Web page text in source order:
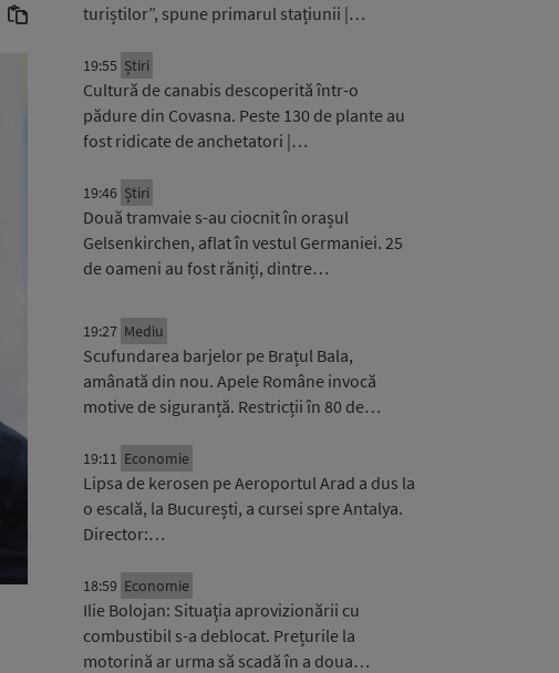
turiștilor”, spune primarul stațiunii |…
19:55 Știri
Cultură de canabis descoperită într-o
pădure din Covasna. Peste 130 de plante au
fost ridicate de anchetatori |…
19:46 Știri
Două tramvaie s-au ciocnit în orașul
Gelsenkirchen, aflat în vestul Germaniei. 25
de oameni au fost răniți, dintre…
19:27 Mediu
Scufundarea barjelor pe Brațul Bala,
amânată din nou. Apele Române invocă
motive de siguranță. Restricții în 80 de…
19:11 Economie
Lipsa de kerosen pe Aeroportul Arad a dus la
o escală, la București, a cursei spre Antalya.
Director:…
18:59 Economie
Ilie Bolojan: Situaţia aprovizionării cu
combustibil s-a deblocat. Prețurile la
motorină ar urma să scadă în a doua…